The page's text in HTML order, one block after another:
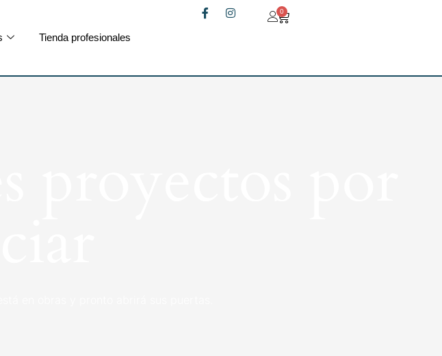
Tienda profesionales
0